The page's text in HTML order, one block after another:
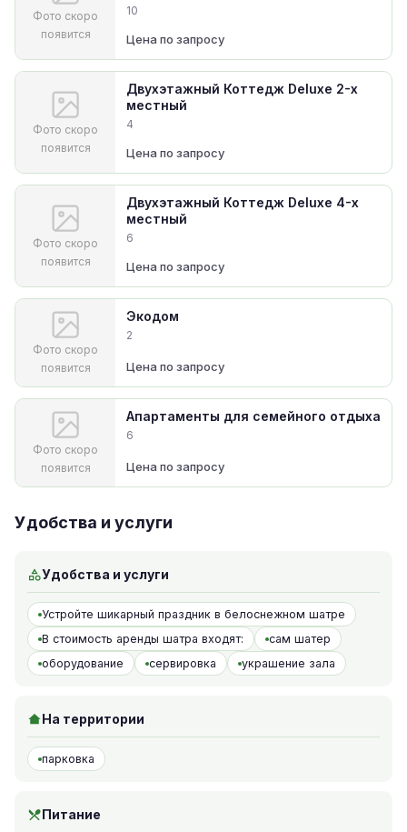
Фото скоро
появится
10
Цена по запросу
Фото скоро
появится
Двухэтажный Коттедж Deluxe 2-х
местный
4
Цена по запросу
Фото скоро
появится
Двухэтажный Коттедж Deluxe 4-х
местный
6
Цена по запросу
Фото скоро
появится
Экодом
2
Цена по запросу
Фото скоро
появится
Апартаменты для семейного отдыха
6
Цена по запросу
Удобства и услуги
Удобства и услуги
Устройте шикарный праздник в белоснежном шатре
В стоимость аренды шатра входят:
сам шатер
оборудование
сервировка украшение зала
На территории
парковка
Питание